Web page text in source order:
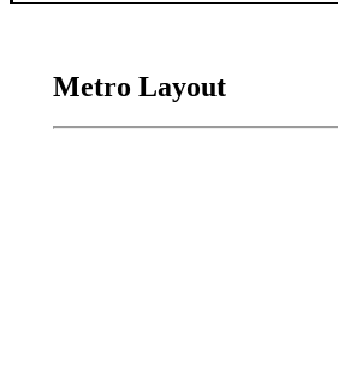
Metro Layout